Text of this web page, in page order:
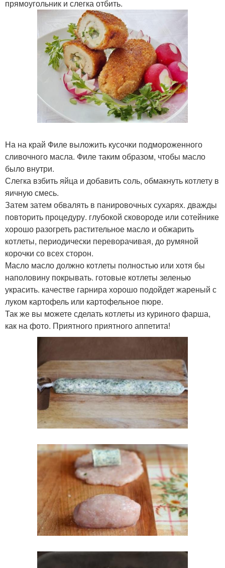
прямоугольник и слегка отбить.
На на край Филе выложить кусочки подмороженного
сливочного масла. Филе таким образом, чтобы масло
было внутри.
Слегка взбить яйца и добавить соль, обмакнуть котлету в
яичную смесь.
Затем затем обвалять в панировочных сухарях. дважды
повторить процедуру. глубокой сковороде или сотейнике
хорошо разогреть растительное масло и обжарить
котлеты, периодически переворачивая, до румяной
корочки со всех сторон.
Масло масло должно котлеты полностью или хотя бы
наполовину покрывать. готовые котлеты зеленью
украсить. качестве гарнира хорошо подойдет жареный с
луком картофель или картофельное пюре.
Так же вы можете сделать котлеты из куриного фарша,
как на фото. Приятного приятного аппетита!